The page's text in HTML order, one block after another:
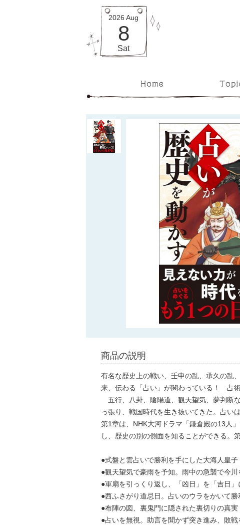
2026 Aug
8
Sat
商品の説明
有名な歴史上の戦い、壬申の乱、承久の
来、伝わる「占い」が関わっている！ 占
五行、八卦、陰陽道、観天望気、夢判断
っ張り、戦国時代を生き抜いてきた。占い
第1章は、NHK大河ドラマ「鎌倉殿の13人
し、歴史の別の側面を知ることができる。
●式盤と雲占いで勝利を手にした大海人皇子
●観天望気で豪雨を予知。雨中の急襲で今川
●軍扇を引っくり返し、「凶日」を「吉日
●西ふさがり道忌日。占いのウラをかいて勝
●布陣の図、裏鬼門に隠された裏切りの真実
●占いを無視。助言を聞かず突き進み、敗戦